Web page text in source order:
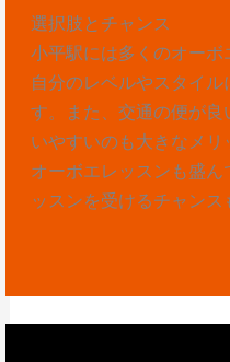
選択肢とチャンス
小平駅には多くのオーボ
自分のレベルやスタイ
す。また、交通の便が
いやすいのも大きなメ
オーボエレッスンも盛
ッスンを受けるチャンス